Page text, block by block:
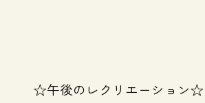
☆午後のレクリエーション☆